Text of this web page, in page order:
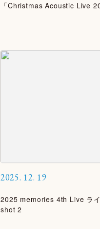
「Christmas Acoustic Live
2025. 12. 19
2025 memories 4th Live ラ
shot 2